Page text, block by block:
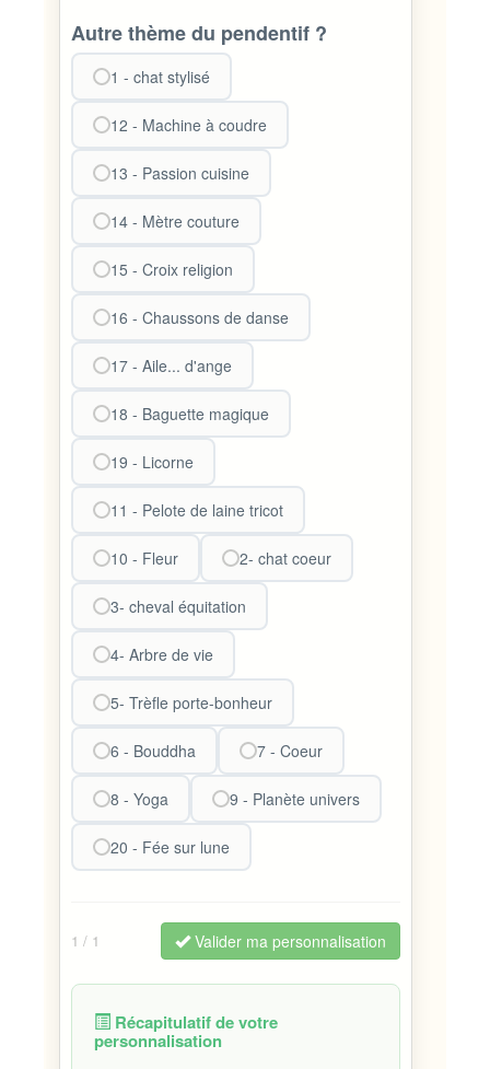
Autre thème du pendentif ?
1 - chat stylisé
12 - Machine à coudre
13 - Passion cuisine
14 - Mètre couture
15 - Croix religion
16 - Chaussons de danse
17 - Aile... d'ange
18 - Baguette magique
19 - Licorne
11 - Pelote de laine tricot
10 - Fleur 2- chat coeur
3- cheval équitation
4- Arbre de vie
5- Trèfle porte-bonheur
6 - Bouddha 7 - Coeur
8 - Yoga 9 - Planète univers
20 - Fée sur lune
1 / 1 Valider ma personnalisation
Récapitulatif de votre
personnalisation